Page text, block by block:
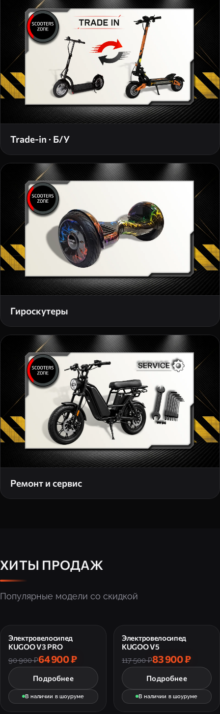
Trade-in · Б/У
Гироскутеры
Ремонт и сервис
ХИТЫ ПРОДАЖ
Популярные модели со скидкой
Электровелосипед
KUGOO V3 PRO
90 900 ₽64 900 ₽
Подробнее
В наличии в шоуруме
Электровелосипед
KUGOO V5
117 500 ₽83 900 ₽
Подробнее
В наличии в шоуруме